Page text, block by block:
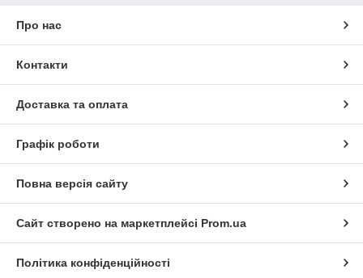
Про нас
Контакти
Доставка та оплата
Графік роботи
Повна версія сайту
Сайт створено на маркетплейсі Prom.ua
Політика конфіденційності